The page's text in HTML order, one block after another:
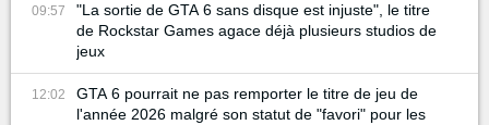
09:57
"La sortie de GTA 6 sans disque est injuste", le titre
de Rockstar Games agace déjà plusieurs studios de
jeux
12:02
GTA 6 pourrait ne pas remporter le titre de jeu de
l'année 2026 malgré son statut de "favori" pour les